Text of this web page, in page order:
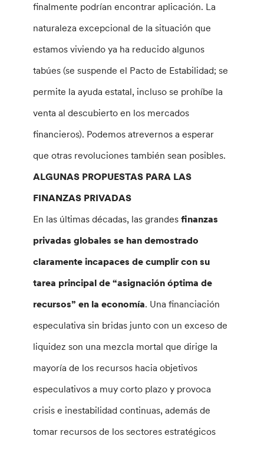
finalmente podrían encontrar aplicación. La
naturaleza excepcional de la situación que
estamos viviendo ya ha reducido algunos
tabúes (se suspende el Pacto de Estabilidad; se
permite la ayuda estatal, incluso se prohíbe la
venta al descubierto en los mercados
financieros). Podemos atrevernos a esperar
que otras revoluciones también sean posibles.
ALGUNAS PROPUESTAS PARA LAS
FINANZAS PRIVADAS
En las últimas décadas, las grandesfinanzas
privadas globales se han demostrado
claramente incapaces de cumplir con su
tarea principal de “asignación óptima de
recursos” en la economía. Una financiación
especulativa sin bridas junto con un exceso de
liquidez son una mezcla mortal que dirige la
mayoría de los recursos hacia objetivos
especulativos a muy corto plazo y provoca
crisis e inestabilidad continuas, además de
tomar recursos de los sectores estratégicos